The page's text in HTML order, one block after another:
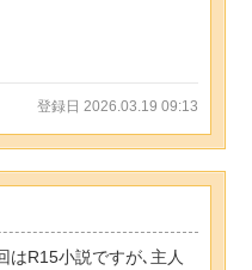
登録日 2026.03.19 09:13
はR15小説ですが､主人